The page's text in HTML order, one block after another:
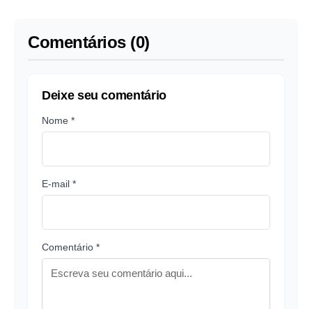
Comentários (0)
Deixe seu comentário
Nome *
E-mail *
Comentário *